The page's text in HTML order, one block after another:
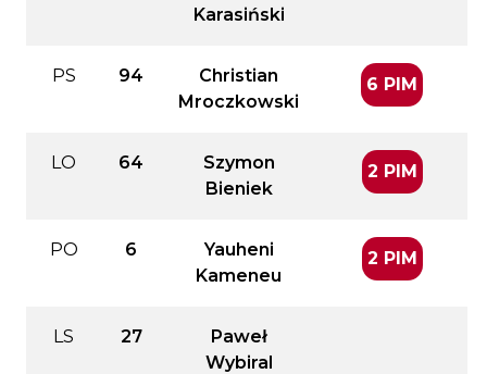
Karasiński
PS 94
Christian
Mroczkowski
6 PIM
LO 64
Szymon
Bieniek
2 PIM
PO 6
Yauheni
Kameneu
2 PIM
LS 27
Paweł
Wybiral